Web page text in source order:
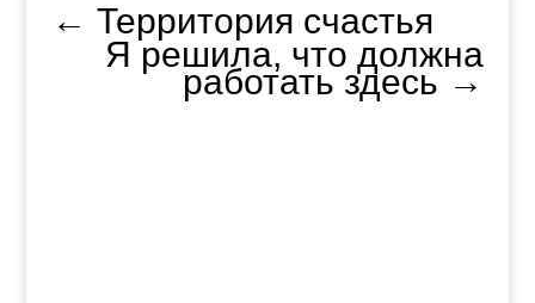
← Территория счастья
Я решила, что должна
работать здесь →